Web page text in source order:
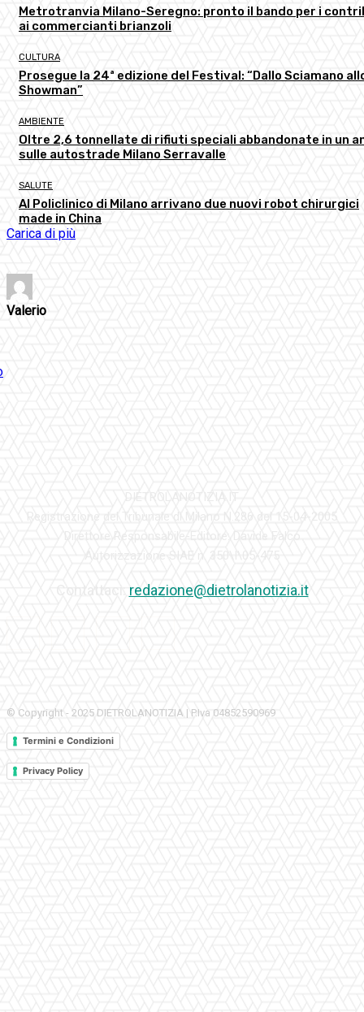
Metrotranvia Milano-Seregno: pronto il bando per i
ai commercianti brianzoli
CULTURA
Prosegue la 24ª edizione del Festival: “Dallo Sciamano
Showman”
AMBIENTE
Oltre 2,6 tonnellate di rifiuti speciali abbandonate in un
sulle autostrade Milano Serravalle
SALUTE
Al Policlinico di Milano arrivano due nuovi robot chirurgici
made in China
Carica di più
Valerio
redazione@dietrolanotizia.it
© Copyright - 2025 DIETROLANOTIZIA | P.Iva 04852590969
Termini e Condizioni
Privacy Policy